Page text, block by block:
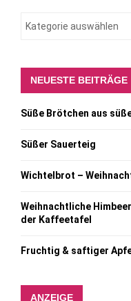
NEUESTE BEITRÄGE
Süße Brötchen aus
Süßer Sauerteig
Wichtelbrot –
Weihnachtliche
der Kaffeetafel
Fruchtig & saftiger
ANZEIGE